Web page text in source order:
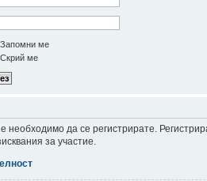
Запомни ме
Скрий ме
необходимо да се регистрирате.
за участие.